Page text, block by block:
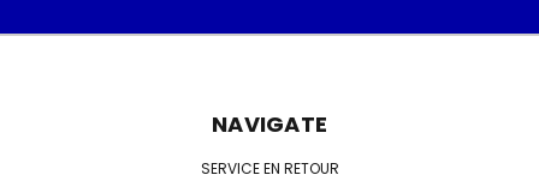
NAVIGATE
SERVICE EN RETOUR